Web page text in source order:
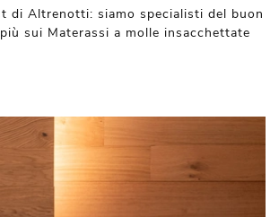
di Altrenotti: siamo specialisti del buon
sui Materassi a molle insacchettate